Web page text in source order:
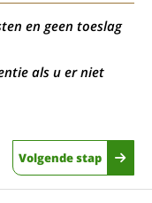
en geen toeslag
als u er niet
Volgende stap